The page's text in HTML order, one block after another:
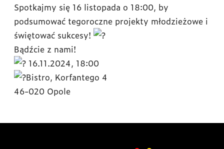
Spotkajmy się 16 listopada o 18:00, by
podsumować tegoroczne projekty młodzieżowe i
świętować sukcesy!
Bądźcie z nami!
16.11.2024, 18:00
Bistro, Korfantego 4
46-020 Opole